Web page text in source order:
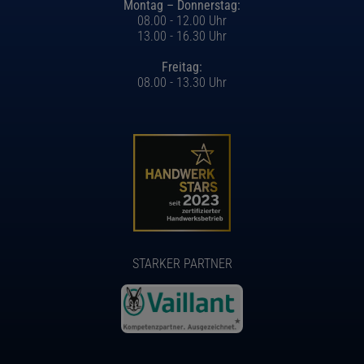
Montag – Donnerstag:
08.00 - 12.00 Uhr
13.00 - 16.30 Uhr
Freitag:
08.00 - 13.30 Uhr
STARKER PARTNER